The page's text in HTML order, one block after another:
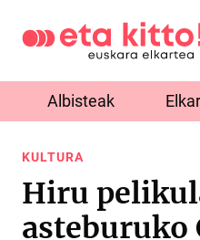
Albisteak
KULTURA
Hiru
asteburuko